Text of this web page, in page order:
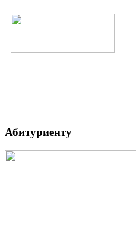
Абитуриенту